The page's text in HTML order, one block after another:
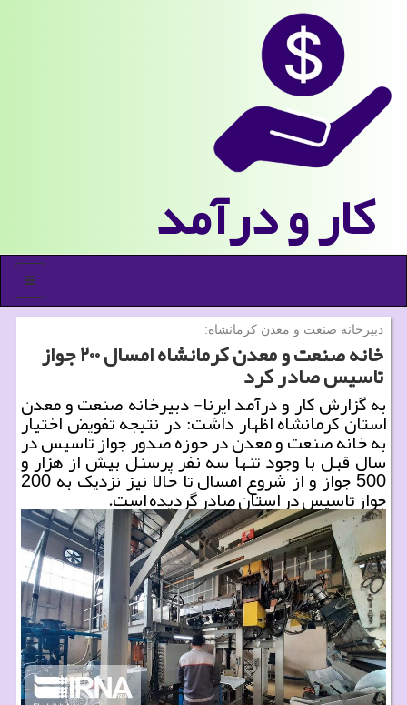
كار و درآمد
منو
دبیرخانه صنعت و معدن كرمانشاه:
خانه صنعت و معدن کرمانشاه امسال ۲۰۰ جواز
تاسیس صادر کرد
به گزارش کار و درآمد ایرنا- دبیرخانه صنعت و معدن
استان کرمانشاه اظهار داشت: در نتیجه تفویض اختیار
به خانه صنعت و معدن در حوزه صدور جواز تاسیس در
سال قبل با وجود تنها سه نفر پرسنل بیش از هزار و
500 جواز و از شروع امسال تا حالا نیز نزدیک به 200
جواز تاسیس در استان صادر گردیده است.